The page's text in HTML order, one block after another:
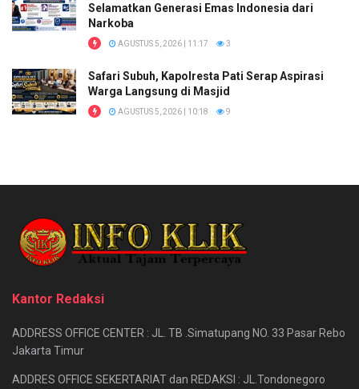
Selamatkan Generasi Emas Indonesia dari
Narkoba
AGUSTUS 5, 2026 | 11:17 3
Safari Subuh, Kapolresta Pati Serap Aspirasi
Warga Langsung di Masjid
AGUSTUS 5, 2026 | 10:18 9
Kantor Redaksi
ADDRESS OFFICE CENTER : JL. TB .Simatupang NO. 33 Pasar Rebo
Jakarta Timur
ADDRES OFFICE SEKERTARIAT dan REDAKSI : JL.Tondonegoro